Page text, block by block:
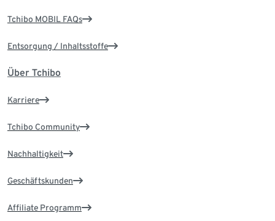
Tchibo MOBIL FAQs
Entsorgung / Inhaltsstoffe
Über Tchibo
Karriere
Tchibo Community
Nachhaltigkeit
Geschäftskunden
Affiliate Programm